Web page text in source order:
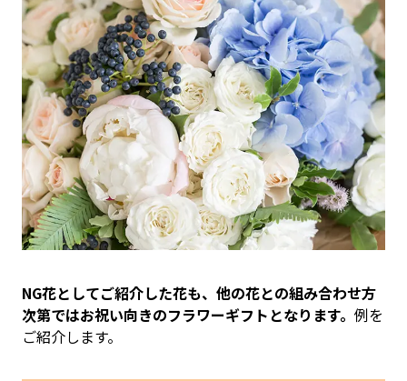
NG花としてご紹介した花も、他の花との組み合わせ方
次第ではお祝い向きのフラワーギフトとなります。 例を
ご紹介します。